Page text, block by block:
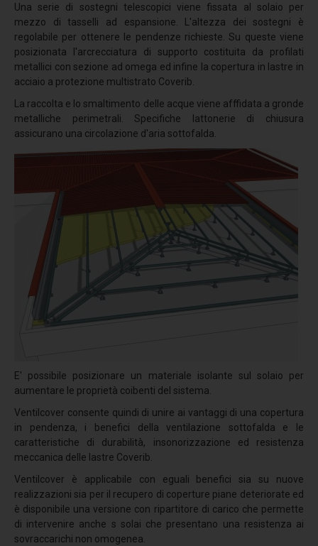
Resistenza alla corrosione
Comfort termico
Termoriflessione
Resistenza meccanica
Simulatore pioggia
Sistemi anticaduta - Linee Vita
Dispositivi TIPO C
Linea vita H-STOP HI
Linea vita H-STOP
Linea vita V-STOP
Dispositivi TIPO D
R-STOP BINARIO
POLE HI
TURN POLE HI
SHORT POLE
PIN
RING
UNDER FIX
Una serie di sostegni telescopici viene fissata al solaio per
mezzo di tasselli ad espansione. L'altezza dei sostegni è
regolabile per ottenere le pendenze richieste. Su queste viene
posizionata l'arcrecciatura di supporto costituita da profilati
metallici con sezione ad omega ed infine la copertura in lastre in
acciaio a protezione multistrato Coverib.
La raccolta e lo smaltimento delle acque viene afffidata a gronde
metalliche perimetrali. Specifiche lattonerie di chiusura
assicurano una circolazione d'aria sottofalda.
E' possibile posizionare un materiale isolante sul solaio per
aumentare le proprietà coibenti del sistema.
Ventilcover consente quindi di unire ai vantaggi di una copertura
in pendenza, i benefici della ventilazione sottofalda e le
caratteristiche di durabilità, insonorizzazione ed resistenza
meccanica delle lastre Coverib.
Ventilcover è applicabile con eguali benefici sia su nuove
realizzazioni sia per il recupero di coperture piane deteriorate ed
è disponibile una versione con ripartitore di carico che permette
di intervenire anche s solai che presentano una resistenza ai
sovraccarichi non omogenea.